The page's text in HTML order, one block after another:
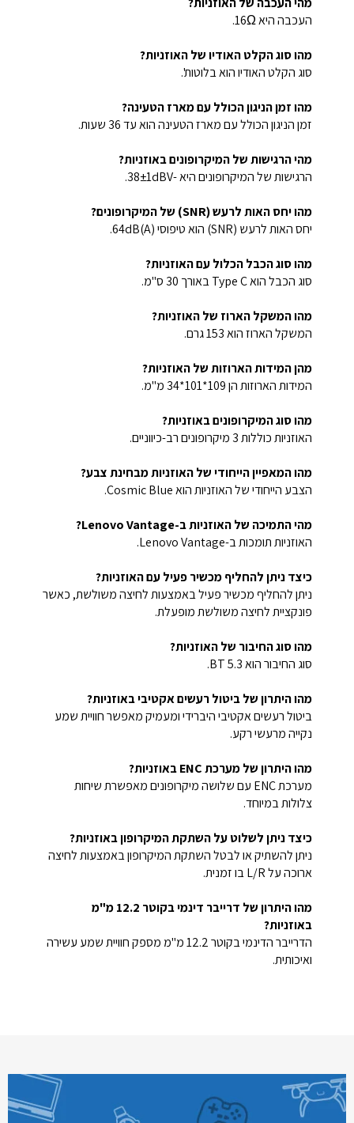
העכבה היא 16Ω.
מהו סוג הקלט האודיו של האוזניות?
סוג הקלט האודיו הוא בלוטות'.
מהו זמן הניגון הכולל עם מארז הטעינה?
זמן הניגון הכולל עם מארז הטעינה הוא עד 36 שעות.
מהי הרגישות של המיקרופונים באוזניות?
הרגישות של המיקרופונים היא -38±1dBV.
מהו יחס האות לרעש (SNR) של המיקרופונים?
יחס האות לרעש (SNR) הוא טיפוסי 64dB(A).
מהו סוג הכבל הכלול עם האוזניות?
סוג הכבל הוא Type C באורך 30 ס"מ.
מהו המשקל הארוז של האוזניות?
המשקל הארוז הוא 153 גרם.
מהן המידות הארוזות של האוזניות?
המידות הארוזות הן 109*101*34 מ"מ.
מהו סוג המיקרופונים באוזניות?
האוזניות כוללות 3 מיקרופונים רב-כיווניים.
מהו המאפיין הייחודי של האוזניות מבחינת צבע?
הצבע הייחודי של האוזניות הוא Cosmic Blue.
מהי התמיכה של האוזניות ב-Lenovo Vantage?
האוזניות תומכות ב-Lenovo Vantage.
כיצד ניתן להחליף מכשיר פעיל עם האוזניות?
ניתן להחליף מכשיר פעיל באמצעות לחיצה משולשת, כאשר
פונקציית לחיצה משולשת מופעלת.
מהו סוג החיבור של האוזניות?
סוג החיבור הוא BT 5.3.
מהו היתרון של ביטול רעשים אקטיבי באוזניות?
ביטול רעשים אקטיבי היברידי ומעמיק מאפשר חוויית שמע
נקייה מרעשי רקע.
מהו היתרון של מערכת ENC באוזניות?
מערכת ENC עם שלושה מיקרופונים מאפשרת שיחות
צלולות במיוחד.
כיצד ניתן לשלוט על השתקת המיקרופון באוזניות?
ניתן להשתיק או לבטל השתקת המיקרופון באמצעות לחיצה
ארוכה על L/R בו זמנית.
מהו היתרון של דרייבר דינמי בקוטר 12.2 מ"מ
באוזניות?
הדרייבר הדינמי בקוטר 12.2 מ"מ מספק חוויית שמע עשירה
ואיכותית.